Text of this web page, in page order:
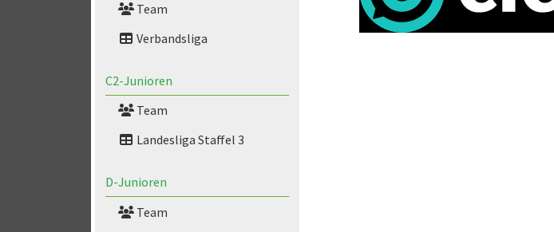
Team
Verbandsliga
C2-Junioren
Team
Landesliga Staffel 3
D-Junioren
Team